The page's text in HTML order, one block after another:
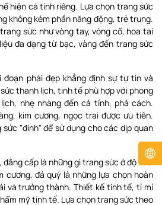
hiện cá tính riêng. Lựa chọn trang sức
không kém phần năng động, trẻ trung.
sức như vòng tay, vòng cổ, hoa tai
đa dạng từ bạc, vàng đến trang sức
đoạn phái đẹp khẳng định sự tự tin và
thanh lịch, tinh tế phù hợp với phong
nhẹ nhàng đến cá tính, phá cách.
kim cương, ngọc trai được ưu tiên.
"đinh" để sử dụng cho các dịp quan
đẳng cấp là những gì trang sức ở độ tuổi
cương, đá quý là những lựa chọn hoàn
và trưởng thành. Thiết kế tinh tế, tỉ mỉ
mỹ tinh tế. Lựa chọn trang sức theo